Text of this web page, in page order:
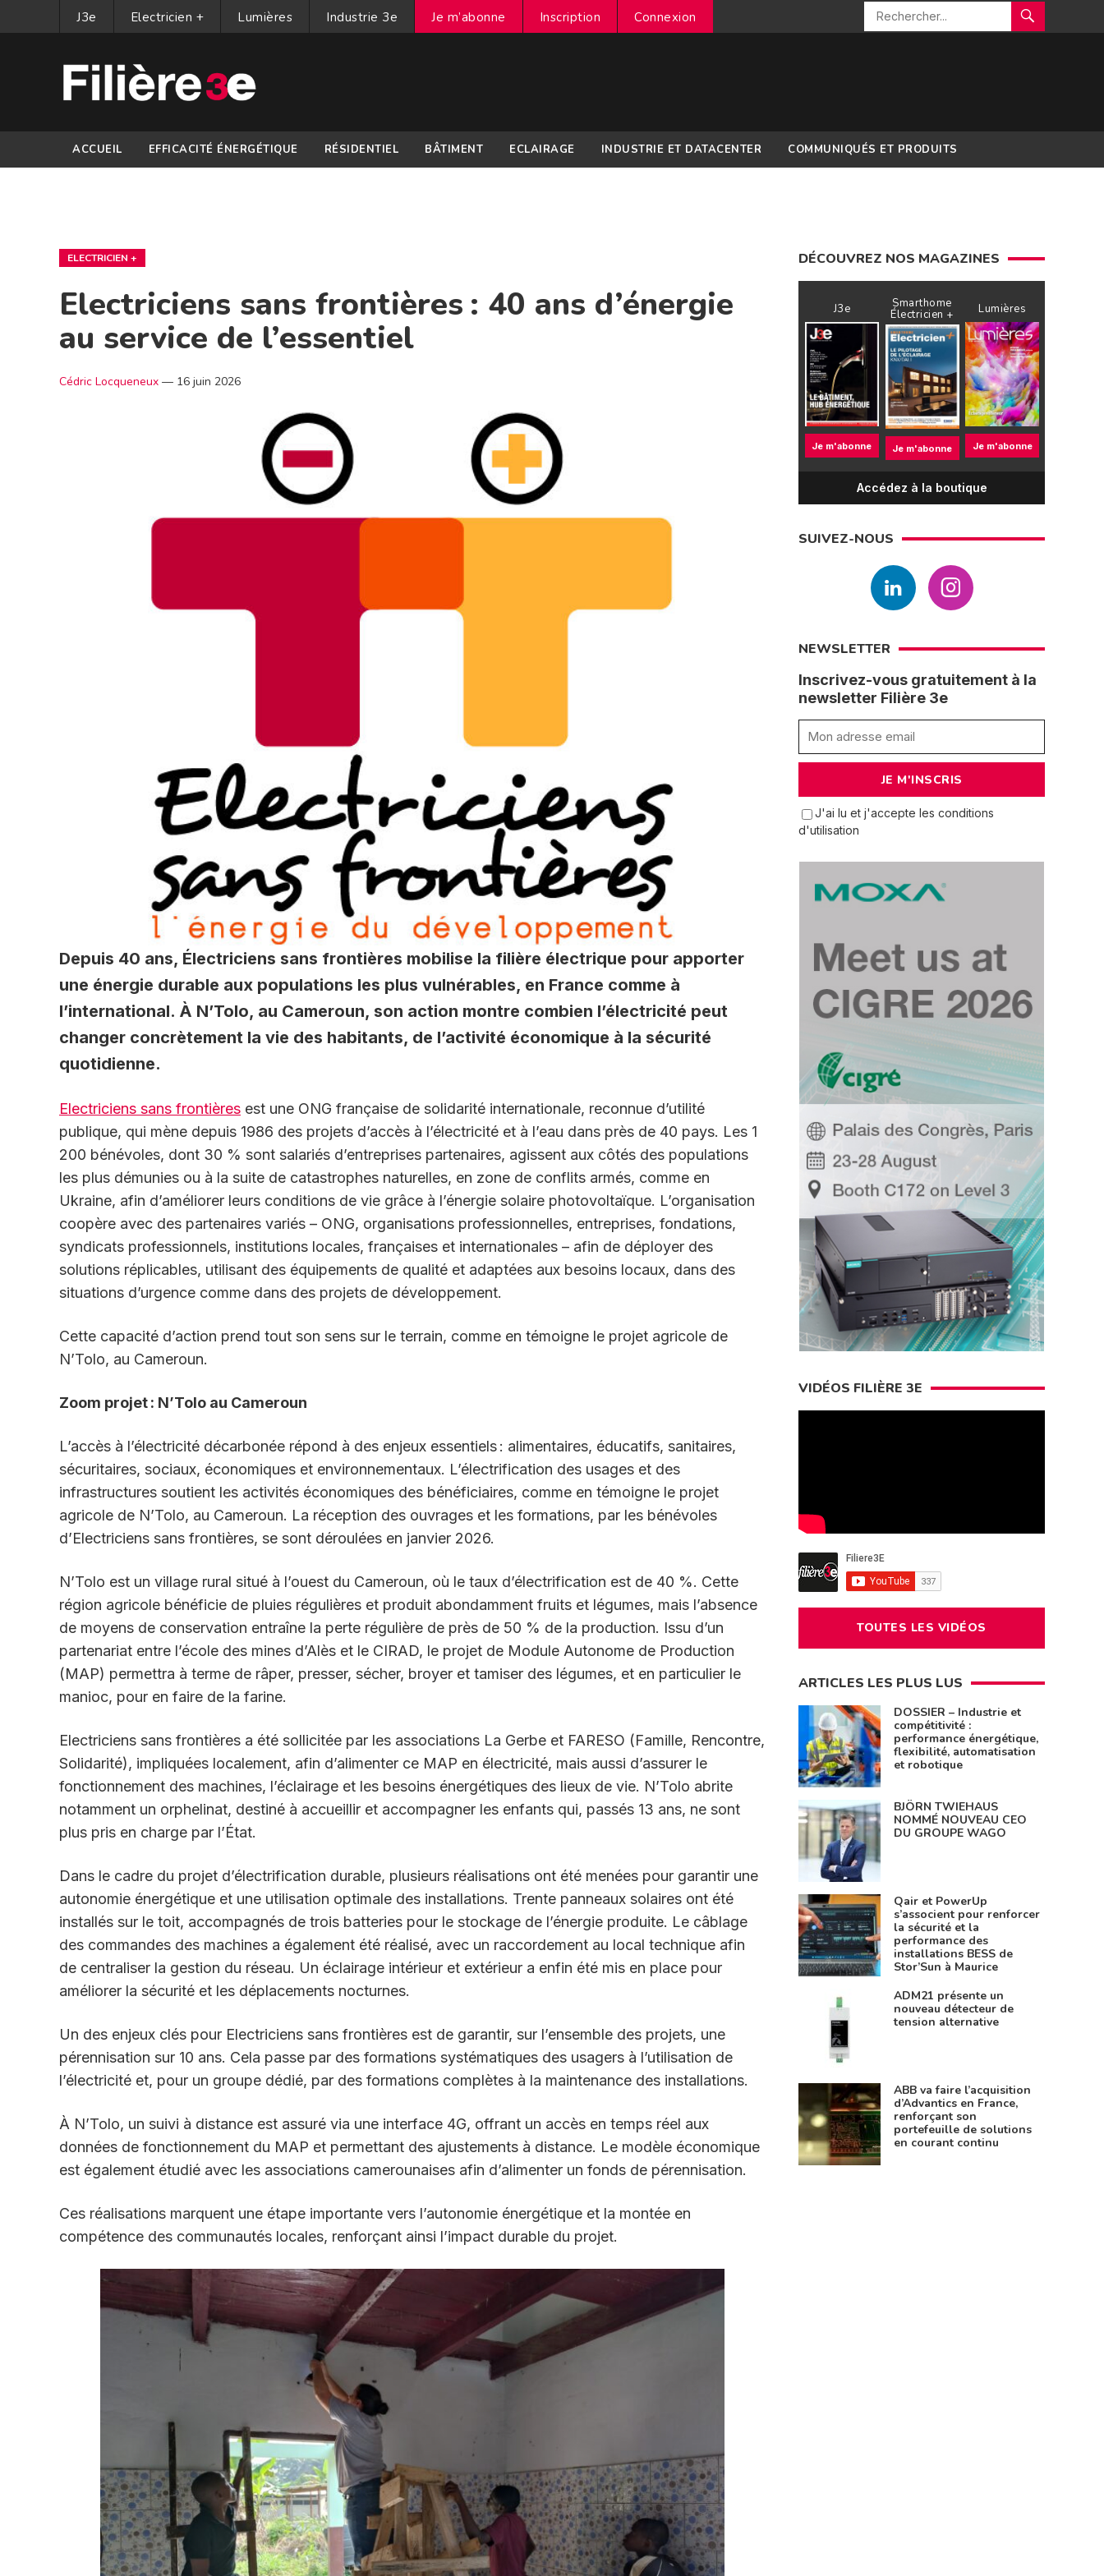
J3e Electricien + Lumières Industrie 3e Je m’abonne Inscription Connexion
ACCUEIL EFFICACITÉ ÉNERGÉTIQUE RÉSIDENTIEL BÂTIMENT ECLAIRAGE INDUSTRIE ET DATACENTER COMMUNIQUÉS ET PRODUITS
ELECTRICIEN +
Electriciens sans frontières : 40 ans d’énergie
au service de l’essentiel
Cédric Locqueneux — 16 juin 2026
Depuis 40 ans, Électriciens sans frontières mobilise la filière électrique pour apporter
une énergie durable aux populations les plus vulnérables, en France comme à
l’international. À N’Tolo, au Cameroun, son action montre combien l’électricité peut
changer concrètement la vie des habitants, de l’activité économique à la sécurité
quotidienne.
Electriciens sans frontières est une ONG française de solidarité internationale, reconnue d’utilité
publique, qui mène depuis 1986 des projets d’accès à l’électricité et à l’eau dans près de 40 pays. Les 1
200 bénévoles, dont 30 % sont salariés d’entreprises partenaires, agissent aux côtés des populations
les plus démunies ou à la suite de catastrophes naturelles, en zone de conflits armés, comme en
Ukraine, afin d’améliorer leurs conditions de vie grâce à l’énergie solaire photovoltaïque. L’organisation
coopère avec des partenaires variés – ONG, organisations professionnelles, entreprises, fondations,
syndicats professionnels, institutions locales, françaises et internationales – afin de déployer des
solutions réplicables, utilisant des équipements de qualité et adaptées aux besoins locaux, dans des
situations d’urgence comme dans des projets de développement.
Cette capacité d’action prend tout son sens sur le terrain, comme en témoigne le projet agricole de
N’Tolo, au Cameroun.
Zoom projet: N’Tolo au Cameroun
L’accès à l’électricité décarbonée répond à des enjeux essentiels : alimentaires, éducatifs, sanitaires,
sécuritaires, sociaux, économiques et environnementaux. L’électrification des usages et des
infrastructures soutient les activités économiques des bénéficiaires, comme en témoigne le projet
agricole de N’Tolo, au Cameroun. La réception des ouvrages et les formations, par les bénévoles
d’Electriciens sans frontières, se sont déroulées en janvier 2026.
N’Tolo est un village rural situé à l’ouest du Cameroun, où le taux d’électrification est de 40 %. Cette
région agricole bénéficie de pluies régulières et produit abondamment fruits et légumes, mais l’absence
de moyens de conservation entraîne la perte régulière de près de 50 % de la production. Issu d’un
partenariat entre l’école des mines d’Alès et le CIRAD, le projet de Module Autonome de Production
(MAP) permettra à terme de râper, presser, sécher, broyer et tamiser des légumes, et en particulier le
manioc, pour en faire de la farine.
Electriciens sans frontières a été sollicitée par les associations La Gerbe et FARESO (Famille, Rencontre,
Solidarité), impliquées localement, afin d’alimenter ce MAP en électricité, mais aussi d’assurer le
fonctionnement des machines, l’éclairage et les besoins énergétiques des lieux de vie. N’Tolo abrite
notamment un orphelinat, destiné à accueillir et accompagner les enfants qui, passés 13 ans, ne sont
plus pris en charge par l’État.
Dans le cadre du projet d’électrification durable, plusieurs réalisations ont été menées pour garantir une
autonomie énergétique et une utilisation optimale des installations. Trente panneaux solaires ont été
installés sur le toit, accompagnés de trois batteries pour le stockage de l’énergie produite. Le câblage
des commandes des machines a également été réalisé, avec un raccordement au local technique afin
de centraliser la gestion du réseau. Un éclairage intérieur et extérieur a enfin été mis en place pour
améliorer la sécurité et les déplacements nocturnes.
Un des enjeux clés pour Electriciens sans frontières est de garantir, sur l’ensemble des projets, une
pérennisation sur 10 ans. Cela passe par des formations systématiques des usagers à l’utilisation de
l’électricité et, pour un groupe dédié, par des formations complètes à la maintenance des installations.
À N’Tolo, un suivi à distance est assuré via une interface 4G, offrant un accès en temps réel aux
données de fonctionnement du MAP et permettant des ajustements à distance. Le modèle économique
est également étudié avec les associations camerounaises afin d’alimenter un fonds de pérennisation.
Ces réalisations marquent une étape importante vers l’autonomie énergétique et la montée en
compétence des communautés locales, renforçant ainsi l’impact durable du projet.
DÉCOUVREZ NOS MAGAZINES
J3e
Je m'abonne
Smarthome
Électricien +
Je m'abonne
Lumières
Je m'abonne
Accédez à la boutique
SUIVEZ-NOUS
NEWSLETTER
Inscrivez-vous gratuitement à la
newsletter Filière 3e
J'ai lu et j'accepte les conditions
d'utilisation
VIDÉOS FILIÈRE 3E
TOUTES LES VIDÉOS
ARTICLES LES PLUS LUS
DOSSIER – Industrie et
compétitivité :
performance énergétique,
flexibilité, automatisation
et robotique
BJÖRN TWIEHAUS
NOMMÉ NOUVEAU CEO
DU GROUPE WAGO
Qair et PowerUp
s’associent pour renforcer
la sécurité et la
performance des
installations BESS de
Stor’Sun à Maurice
ADM21 présente un
nouveau détecteur de
tension alternative
ABB va faire l’acquisition
d’Advantics en France,
renforçant son
portefeuille de solutions
en courant continu